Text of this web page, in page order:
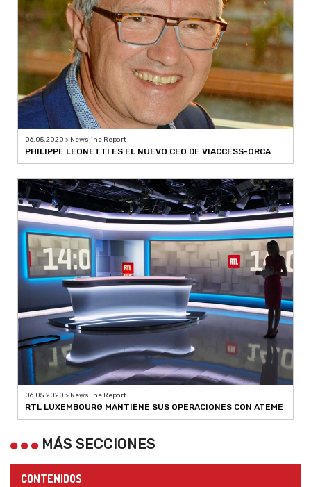
06.05.2020 > Newsline Report
PHILIPPE LEONETTI ES EL NUEVO CEO DE VIACCESS-ORCA
06.05.2020 > Newsline Report
RTL LUXEMBOURG MANTIENE SUS OPERACIONES CON ATEME
MÁS SECCIONES
CONTENIDOS